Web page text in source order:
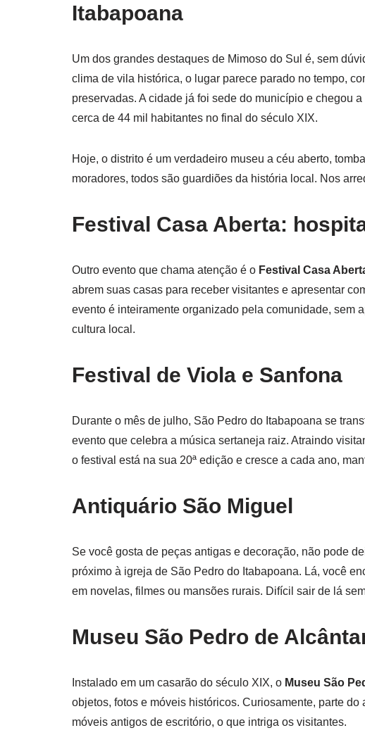
Itabapoana
Um dos grandes destaques de Mimoso do Sul é, sem
clima de vila histórica, o lugar parece parado no tempo,
preservadas. A cidade já foi sede do município e chegou
cerca de 44 mil habitantes no final do século XIX.
Hoje, o distrito é um verdadeiro museu a céu aberto,
moradores, todos são guardiões da história local. Nos
Festival Casa Aberta:
Outro evento que chama atenção é o Festival Casa
abrem suas casas para receber visitantes e apresentar
evento é inteiramente organizado pela comunidade, sem
cultura local.
Festival de Viola e Sanfona
Durante o mês de julho, São Pedro do Itabapoana se
evento que celebra a música sertaneja raiz. Atraindo
o festival está na sua 20ª edição e cresce a cada ano,
Antiquário São Miguel
Se você gosta de peças antigas e decoração, não pode
próximo à igreja de São Pedro do Itabapoana. Lá, você
em novelas, filmes ou mansões rurais. Difícil sair de lá
Museu São Pedro de
Instalado em um casarão do século XIX, o Museu São
objetos, fotos e móveis históricos. Curiosamente, parte
móveis antigos de escritório, o que intriga os visitantes.